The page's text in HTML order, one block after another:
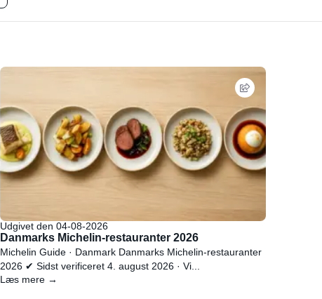
Udgivet den 04-08-2026
Danmarks Michelin-restauranter 2026
Michelin Guide · Danmark Danmarks Michelin-restauranter
2026 ✔ Sidst verificeret 4. august 2026 · Vi...
Læs mere →